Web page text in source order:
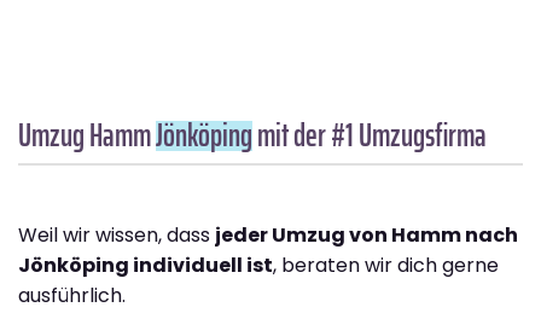
Umzug HammJönköpingmit der #1 Umzugsfirma
Weil wir wissen, dass jeder Umzug von Hamm nach
Jönköping individuell ist, beraten wir dich gerne
ausführlich.